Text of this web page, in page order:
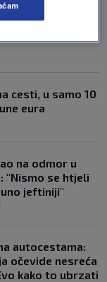
cesti, u samo 10
eura
na odmor u
"Nismo se htjeli
jeftiniji"
autocestama:
očevide nesreća
kako to ubrzati